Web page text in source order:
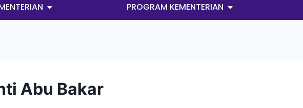
PROGRAM KEMENTERIAN
Abu Bakar